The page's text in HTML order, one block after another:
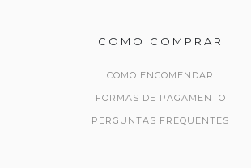
COMO COMPRAR
COMO ENCOMENDAR
FORMAS DE PAGAMENTO
PERGUNTAS FREQUENTES